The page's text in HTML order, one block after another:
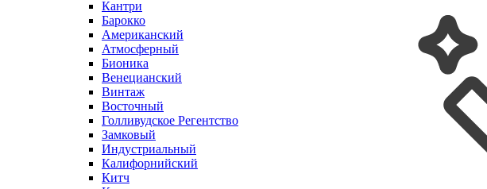
Кантри
Барокко
Американский
Атмосферный
Бионика
Венецианский
Винтаж
Восточный
Голливудское Регентство
Замковый
Индустриальный
Калифорнийский
Китч